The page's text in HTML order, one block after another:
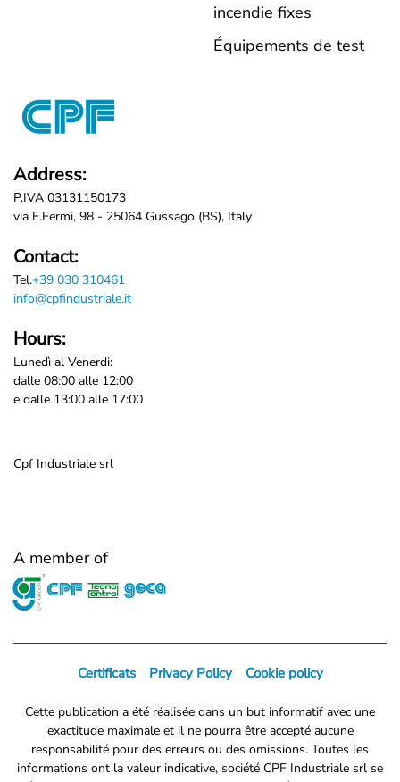
Address:
P.IVA 03131150173
via E.Fermi, 98 - 25064 Gussago (BS), Italy
Contact:
Tel.+39 030 310461
info@cpfindustriale.it
Hours:
Lunedì al Venerdi:
dalle 08:00 alle 12:00
e dalle 13:00 alle 17:00
Cpf Industriale srl
incendie fixes
Équipements de test
A member of
Certificats Privacy Policy Cookie policy
Cette publication a été réalisée dans un but informatif avec une
exactitude maximale et il ne pourra être accepté aucune
responsabilité pour des erreurs ou des omissions. Toutes les
informations ont la valeur indicative, société CPF Industriale srl se